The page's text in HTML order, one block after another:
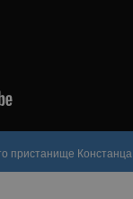
пристанище Констанца